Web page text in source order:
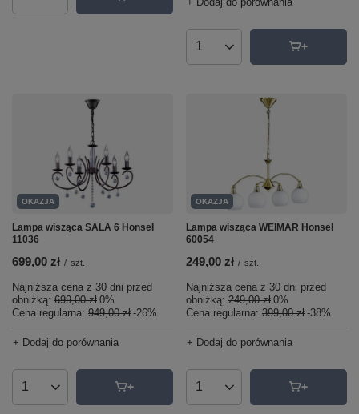
Ilość produktów
OKAZJA
Lampa wisząca SALA 6 Honsel
11036
699,00 zł / szt.
Najniższa cena z 30 dni przed
obniżką: 699,00 zł 0%
Cena regularna: 949,00 zł -26%
+ Dodaj do porównania
Ilość produktów
OKAZJA
Lampa wisząca WEIMAR Honsel
60054
249,00 zł / szt.
Najniższa cena z 30 dni przed
obniżką: 249,00 zł 0%
Cena regularna: 399,00 zł -38%
+ Dodaj do porównania
Ilość produktów